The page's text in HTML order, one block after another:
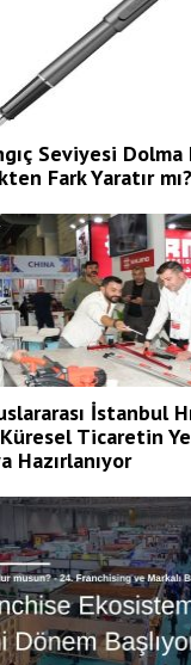
Seviyesi Dolma
Fark Yaratır mı?
İstanbul
Küresel Ticaretin
Hazırlanıyor